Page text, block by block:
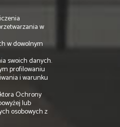
w
w dowolnym
swoich danych.
profilowaniu
i warunku
Ochrony
lub
osobowych z